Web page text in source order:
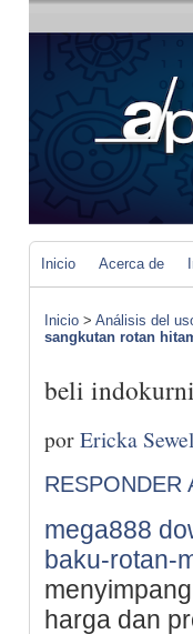
Inicio Acerca de
Inicio > Análisis del
sangkutan rotan
beli
porEricka
RESPONDER
mega888
baku-rotan-
harga dan